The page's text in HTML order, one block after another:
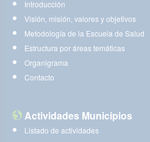
Introducción
Visión, misión, valores y objetivos
Metodología de la Escuela de Salud
Estructura por áreas temáticas
Organigrama
Contacto
Actividades Municipios
Listado de actividades